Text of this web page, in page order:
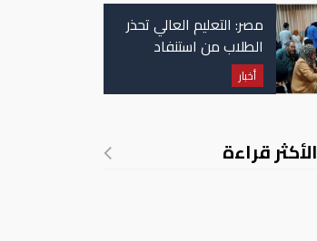
مصر: التعليم العالي تحذر
الطلاب من استنفاد
الرغبات قبل غلق
التسجيل
أخبار
الأكثر قراءة